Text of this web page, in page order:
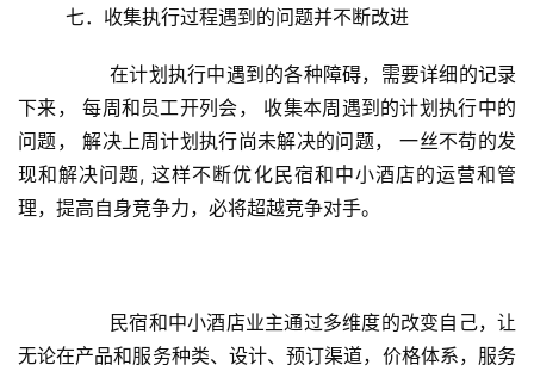
尚
健
康
于
	七．收集执行过程遇到的问题并不断改进
下来， 每周和员工开列会， 收集本周遇到的计划执行中的
问题， 解决上周计划执行尚未解决的问题， 一丝不苟的发
现和解决问题, 这样不断优化民宿和中小酒店的运营和管
理，提高自身竞争力，必将超越竞争对手。
无论在产品和服务种类、设计、预订渠道，价格体系，服务